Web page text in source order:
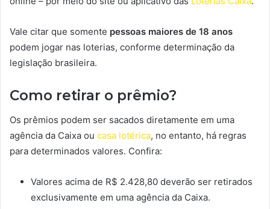
Vale citar que somente pessoas maiores de 18 anos
podem jogar nas loterias, conforme determinação da
legislação brasileira.
Como retirar o prêmio?
Os prêmios podem ser sacados diretamente em uma
agência da Caixa ou casa lotérica, no entanto, há regras
para determinados valores. Confira:
Valores acima de R$ 2.428,80 deverão ser retirados
exclusivamente em uma agência da Caixa.